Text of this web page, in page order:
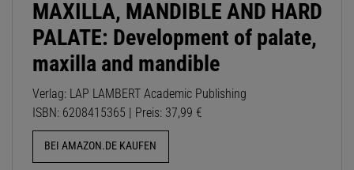
MAXILLA, MANDIBLE AND HARD
PALATE: Development of palate,
maxilla and mandible
Verlag: LAP LAMBERT Academic Publishing
ISBN: 6208415365 | Preis: 37,99 €
BEI AMAZON.DE KAUFEN